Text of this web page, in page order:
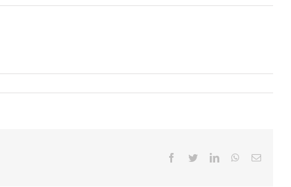
Facebook
TwitterLinkedInWhatsApp
Email